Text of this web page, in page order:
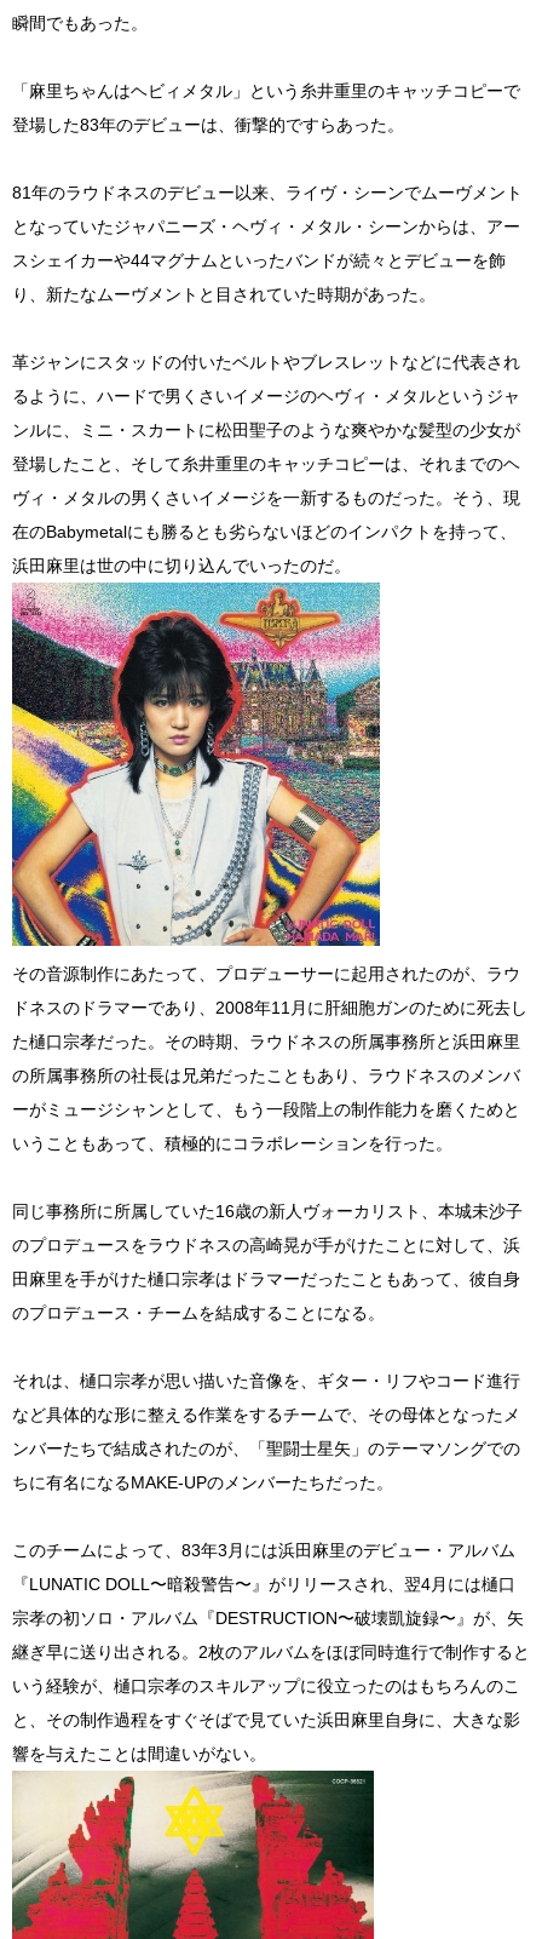
瞬間でもあった。
「麻里ちゃんはヘビィメタル」という糸井重里のキャッチコピーで
登場した83年のデビューは、衝撃的ですらあった。
81年のラウドネスのデビュー以来、ライヴ・シーンでムーヴメント
となっていたジャパニーズ・ヘヴィ・メタル・シーンからは、アー
スシェイカーや44マグナムといったバンドが続々とデビューを飾
り、新たなムーヴメントと目されていた時期があった。
革ジャンにスタッドの付いたベルトやブレスレットなどに代表され
るように、ハードで男くさいイメージのヘヴィ・メタルというジャ
ンルに、ミニ・スカートに松田聖子のような爽やかな髪型の少女が
登場したこと、そして糸井重里のキャッチコピーは、それまでのヘ
ヴィ・メタルの男くさいイメージを一新するものだった。そう、現
在のBabymetalにも勝るとも劣らないほどのインパクトを持って、
浜田麻里は世の中に切り込んでいったのだ。
その音源制作にあたって、プロデューサーに起用されたのが、ラウ
ドネスのドラマーであり、2008年11月に肝細胞ガンのために死去し
た樋口宗孝だった。その時期、ラウドネスの所属事務所と浜田麻里
の所属事務所の社長は兄弟だったこともあり、ラウドネスのメンバ
ーがミュージシャンとして、もう一段階上の制作能力を磨くためと
いうこともあって、積極的にコラボレーションを行った。
同じ事務所に所属していた16歳の新人ヴォーカリスト、本城未沙子
のプロデュースをラウドネスの高崎晃が手がけたことに対して、浜
田麻里を手がけた樋口宗孝はドラマーだったこともあって、彼自身
のプロデュース・チームを結成することになる。
それは、樋口宗孝が思い描いた音像を、ギター・リフやコード進行
など具体的な形に整える作業をするチームで、その母体となったメ
ンバーたちで結成されたのが、「聖闘士星矢」のテーマソングでの
ちに有名になるMAKE-UPのメンバーたちだった。
このチームによって、83年3月には浜田麻里のデビュー・アルバム
『LUNATIC DOLL〜暗殺警告〜』がリリースされ、翌4月には樋口
宗孝の初ソロ・アルバム『DESTRUCTION〜破壊凱旋録〜』が、矢
継ぎ早に送り出される。2枚のアルバムをほぼ同時進行で制作すると
いう経験が、樋口宗孝のスキルアップに役立ったのはもちろんのこ
と、その制作過程をすぐそばで見ていた浜田麻里自身に、大きな影
響を与えたことは間違いがない。